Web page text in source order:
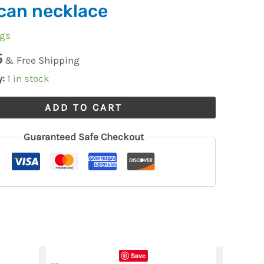
necklace
& Free Shipping
1 in stock
ADD TO CART
Guaranteed Safe Checkout
Save